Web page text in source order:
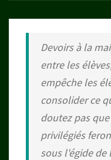
Devoirs à la
entre les
empêche les
consolider ce
doutez pas
privilégiés
sous l'égide